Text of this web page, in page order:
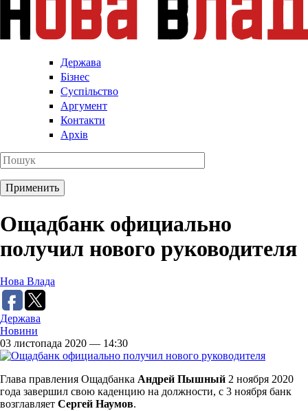
Держава
Бізнес
Суспільство
Аргумент
Контакти
Архів
Ощадбанк официально
получил нового руководителя
Нова Влада
Держава
Новини
03 листопада 2020 — 14:30
Глава правления Ощадбанка Андрей Пышный 2 ноября 2020
года завершил свою каденцию на должности, с 3 ноября банк
возглавляет Сергей Наумов.